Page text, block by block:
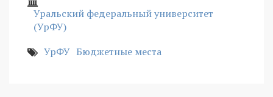
Уральский федеральный университет
(УрФУ)
УрФУ Бюджетные места